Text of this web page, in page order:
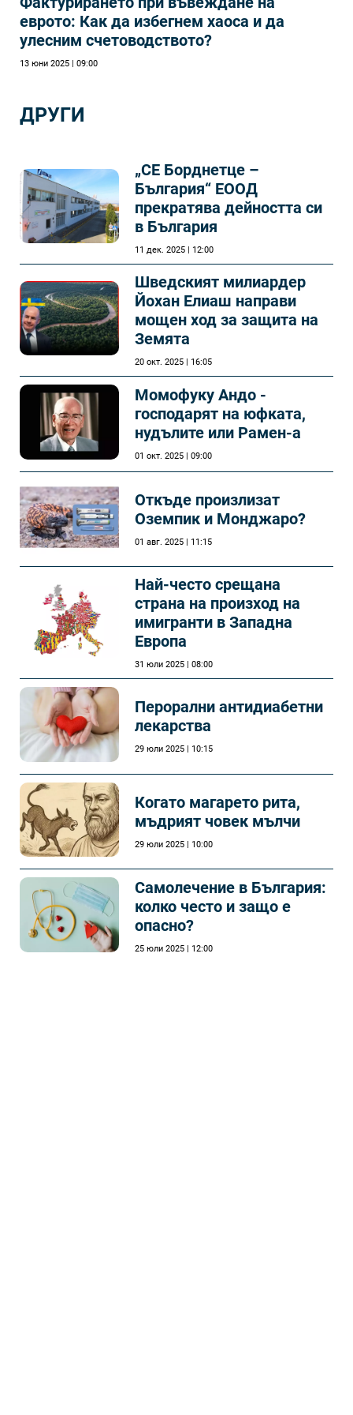
еврото: Как да избегнем хаоса и да
улесним счетоводството?
13 юни 2025 | 09:00
ДРУГИ
„СЕ Борднетце –
България“ ЕООД
прекратява дейността си
в България
11 дек. 2025 | 12:00
Шведският милиардер
Йохан Елиаш направи
мощен ход за защита на
Земята
20 окт. 2025 | 16:05
Момофуку Андо -
господарят на юфката,
нудълите или Рамен-а
01 окт. 2025 | 09:00
Откъде произлизат
Оземпик и Монджаро?
01 авг. 2025 | 11:15
Най-често срещана
страна на произход на
имигранти в Западна
Европа
31 юли 2025 | 08:00
Перорални антидиабетни
лекарства
29 юли 2025 | 10:15
Когато магарето рита,
мъдрият човек мълчи
29 юли 2025 | 10:00
Самолечeние в България:
колко често и защо е
опасно?
25 юли 2025 | 12:00